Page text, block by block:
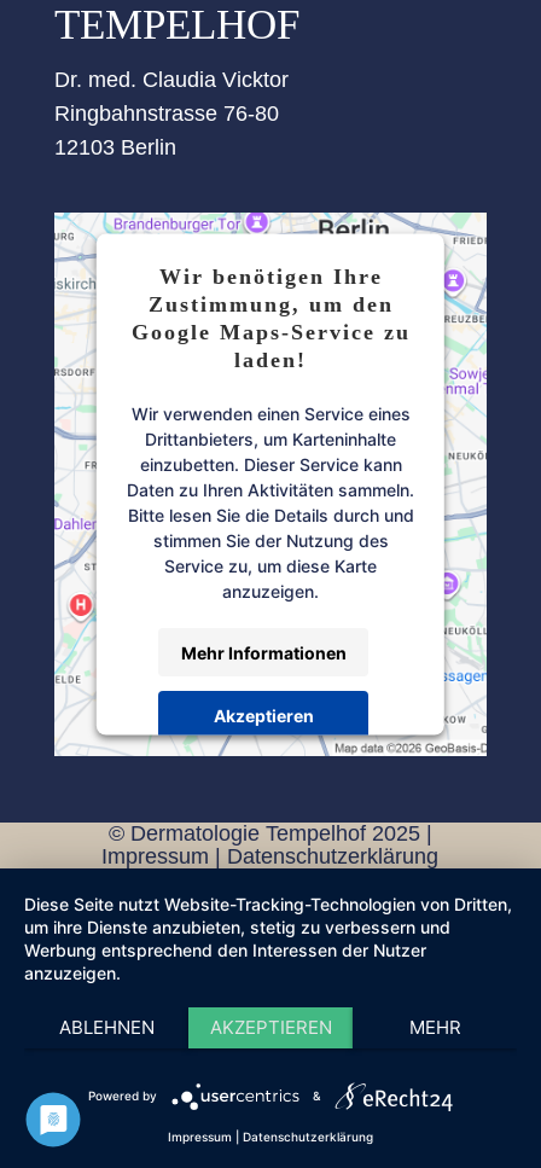
TEMPELHOF
Dr. med. Claudia Vicktor
Ringbahnstrasse 76-80
12103 Berlin
Wir benötigen Ihre
Zustimmung, um den
Google Maps-Service zu
laden!
Wir verwenden einen Service eines
Drittanbieters, um Karteninhalte
einzubetten. Dieser Service kann
Daten zu Ihren Aktivitäten sammeln.
Bitte lesen Sie die Details durch und
stimmen Sie der Nutzung des
Service zu, um diese Karte
anzuzeigen.
Mehr Informationen
Akzeptieren
Powered byUsercentrics Consent
© Dermatologie Tempelhof 2025 |
Impressum
Datenschutzerklärung
Diese Seite nutzt Website-Tracking-Technologien von Dritten,
um ihre Dienste anzubieten, stetig zu verbessern und
Werbung entsprechend den Interessen der Nutzer
anzuzeigen.
ABLEHNEN AKZEPTIEREN MEHR
Powered by &
Impressum Datenschutzerklärung